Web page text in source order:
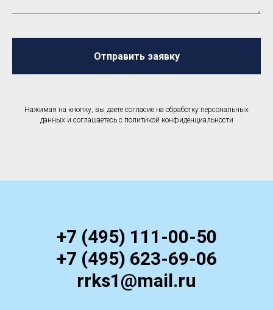
Отправить заявку
Нажимая на кнопку, вы даете согласие на обработку персональных
данных и соглашаетесь c политикой конфиденциальности
+7 (495) 111-00-50
+7 (495) 623-69-06
rrks1@mail.ru